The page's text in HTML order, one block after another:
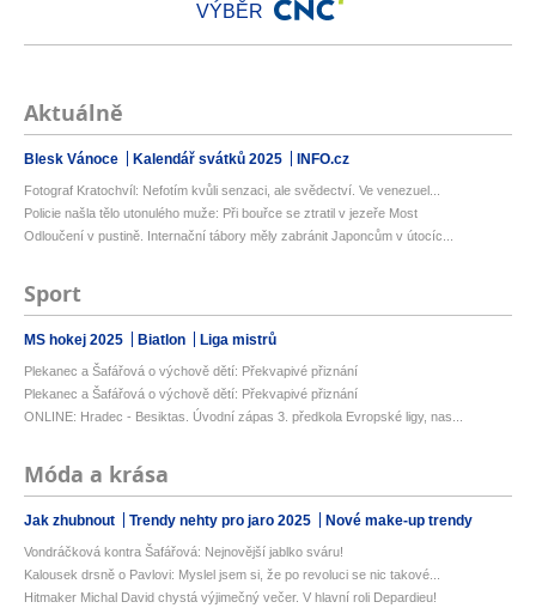
VÝBĚR
Aktuálně
Blesk Vánoce Kalendář svátků 2025 INFO.cz
Fotograf Kratochvíl: Nefotím kvůli senzaci, ale svědectví. Ve venezuel...
Policie našla tělo utonulého muže: Při bouřce se ztratil v jezeře Most
Odloučení v pustině. Internační tábory měly zabránit Japoncům v útocíc...
Sport
MS hokej 2025 Biatlon Liga mistrů
Plekanec a Šafářová o výchově dětí: Překvapivé přiznání
Plekanec a Šafářová o výchově dětí: Překvapivé přiznání
ONLINE: Hradec - Besiktas. Úvodní zápas 3. předkola Evropské ligy, nas...
Móda a krása
Jak zhubnout Trendy nehty pro jaro 2025 Nové make-up trendy
Vondráčková kontra Šafářová: Nejnovější jablko sváru!
Kalousek drsně o Pavlovi: Myslel jsem si, že po revoluci se nic takové...
Hitmaker Michal David chystá výjimečný večer. V hlavní roli Depardieu!